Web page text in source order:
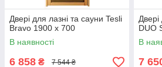
Двері для лазні та сауни Tesli
Bravo 1900 х 700
В наявності
6 858 ₴ 7 544 ₴
Двері
DUO
В
7